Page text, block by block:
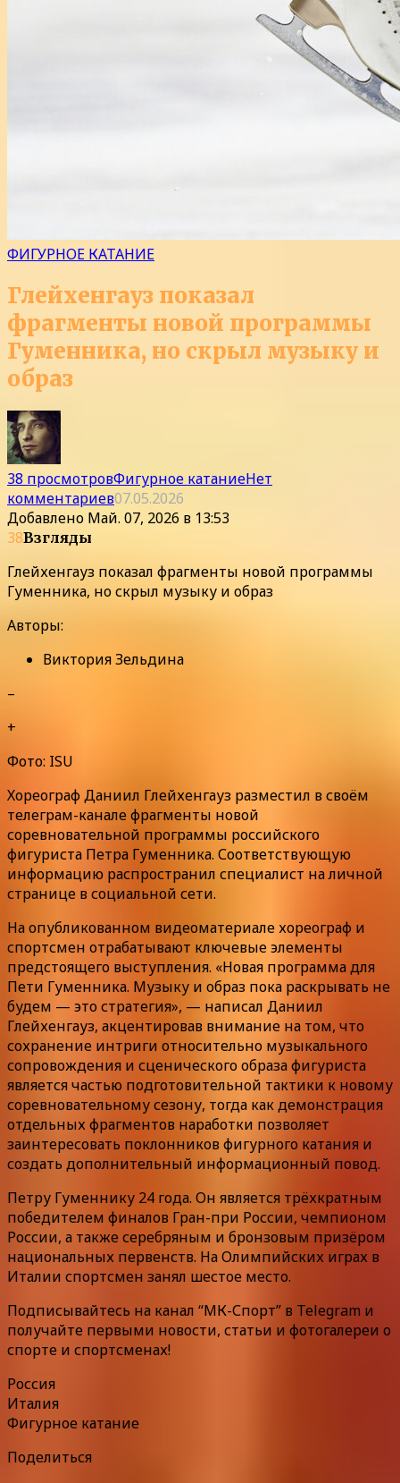
ФИГУРНОЕ КАТАНИЕ
Глейхенгауз показал
фрагменты новой программы
Гуменника, но скрыл музыку и
образ
38 просмотровФигурное катаниеНет
комментариев07.05.2026
Добавлено Май. 07, 2026 в 13:53
38Взгляды
Глейхенгауз показал фрагменты новой программы
Гуменника, но скрыл музыку и образ
Авторы:
Виктория Зельдина
–
+
Фото: ISU
Хореограф Даниил Глейхенгауз разместил в своём
телеграм-канале фрагменты новой
соревновательной программы российского
фигуриста Петра Гуменника. Соответствующую
информацию распространил специалист на личной
странице в социальной сети.
На опубликованном видеоматериале хореограф и
спортсмен отрабатывают ключевые элементы
предстоящего выступления. «Новая программа для
Пети Гуменника. Музыку и образ пока раскрывать не
будем — это стратегия», — написал Даниил
Глейхенгауз, акцентировав внимание на том, что
сохранение интриги относительно музыкального
сопровождения и сценического образа фигуриста
является частью подготовительной тактики к новому
соревновательному сезону, тогда как демонстрация
отдельных фрагментов наработки позволяет
заинтересовать поклонников фигурного катания и
создать дополнительный информационный повод.
Петру Гуменнику 24 года. Он является трёхкратным
победителем финалов Гран-при России, чемпионом
России, а также серебряным и бронзовым призёром
национальных первенств. На Олимпийских играх в
Италии спортсмен занял шестое место.
Подписывайтесь на канал “МК-Спорт” в Telegram и
получайте первыми новости, статьи и фотогалереи о
спорте и спортсменах!
Россия
Италия
Фигурное катание
Поделиться